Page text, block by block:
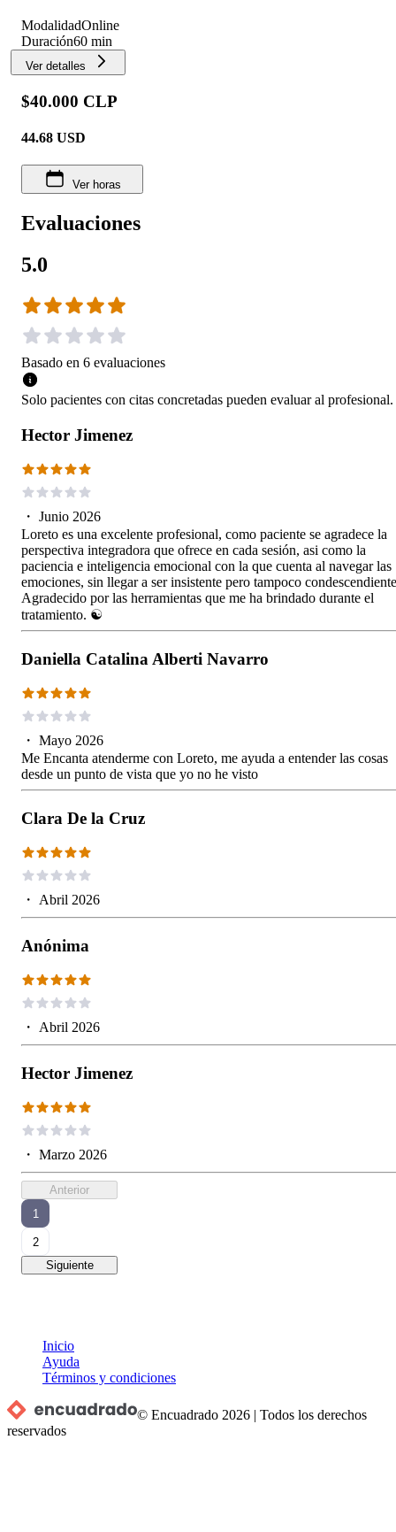
ModalidadOnline
Duración60 min
Ver detalles
$40.000 CLP
44.68 USD
Ver horas
Evaluaciones
5.0
Basado en 6 evaluaciones
Solo pacientes con citas concretadas pueden evaluar al profesional.
Hector Jimenez
・ Junio 2026
Loreto es una excelente profesional, como paciente se agradece la
perspectiva integradora que ofrece en cada sesión, asi como la
paciencia e inteligencia emocional con la que cuenta al navegar las
emociones, sin llegar a ser insistente pero tampoco
Agradecido por las herramientas que me ha brindado durante el
tratamiento. ☯
Daniella Catalina Alberti Navarro
・ Mayo 2026
Me Encanta atenderme con Loreto, me ayuda a entender las cosas
desde un punto de vista que yo no he visto
Clara De la Cruz
・ Abril 2026
Anónima
・ Abril 2026
Hector Jimenez
・ Marzo 2026
Anterior
1
2
Siguiente
Inicio
Ayuda
Términos y condiciones
© Encuadrado 2026 |Todos los derechos
reservados